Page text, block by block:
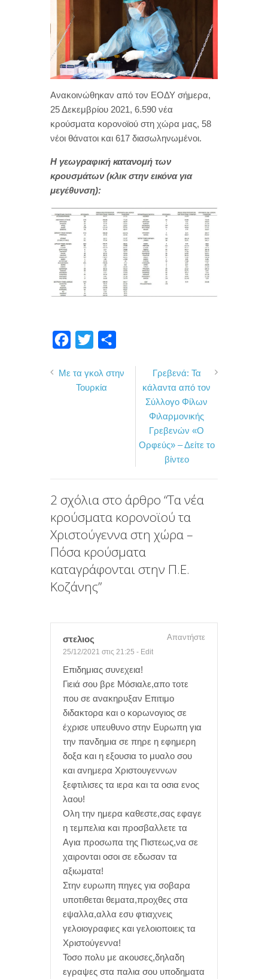
Ανακοινώθηκαν από τον ΕΟΔΥ σήμερα,
25 Δεκεμβρίου 2021, 6.590 νέα
κρούσματα κορονοϊού στη χώρα μας, 58
νέοι θάνατοι και 617 διασωληνωμένοι.
Η γεωγραφική κατανομή των
κρουσμάτων (κλικ στην εικόνα για
μεγέθυνση):
c
i
t
ι
τ
ε
Με τα γκολ στην
Τουρκία
Γρεβενά: Τα
κάλαντα από τον
Σύλλογο Φίλων
Φιλαρμονικής
Γρεβενών «Ο
Ορφεύς» – Δείτε το
βίντεο
2 σχόλια στο άρθρο “Τα νέα
κρούσματα κορονοϊού τα
Χριστούγεννα στη χώρα –
Πόσα κρούσματα
καταγράφονται στην Π.Ε.
Κοζάνης”
στελιος
25/12/2021 στις 21:25 - Edit
Απαντήστε
Επιδημιας συνεχεια!
Γιειά σου βρε Μόσιαλε,απο τοτε
που σε ανακηρυξαν Επιτιμο
διδακτορα και ο κορωνογιος σε
έχρισε υπευθυνο στην Ευρωπη για
την πανδημια σε πηρε η εφημερη
δοξα και η εξουσια το μυαλο σου
και ανημερα Χριστουγεννων
ξεφτιλισες τα ιερα και τα οσια ενος
λαου!
Ολη την ημερα καθεστε,σας εφαγε
η τεμπελια και προσβαλλετε τα
Αγια προσωπα της Πιστεως,να σε
χαιρονται οσοι σε εδωσαν τα
αξιωματα!
Στην ευρωπη πηγες για σοβαρα
υποτιθεται θεματα,προχθες στα
εψαλλα,αλλα εσυ φτιαχνεις
γελοιογραφιες και γελοιοποιεις τα
Χριστούγεννα!
Τοσο πολυ με ακουσες,δηλαδη
εγραψες στα παλια σου υποδηματα